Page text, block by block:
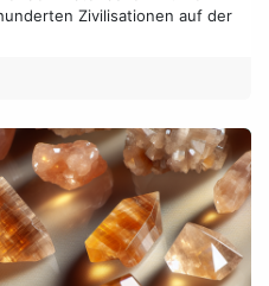
Zivilisationen auf der